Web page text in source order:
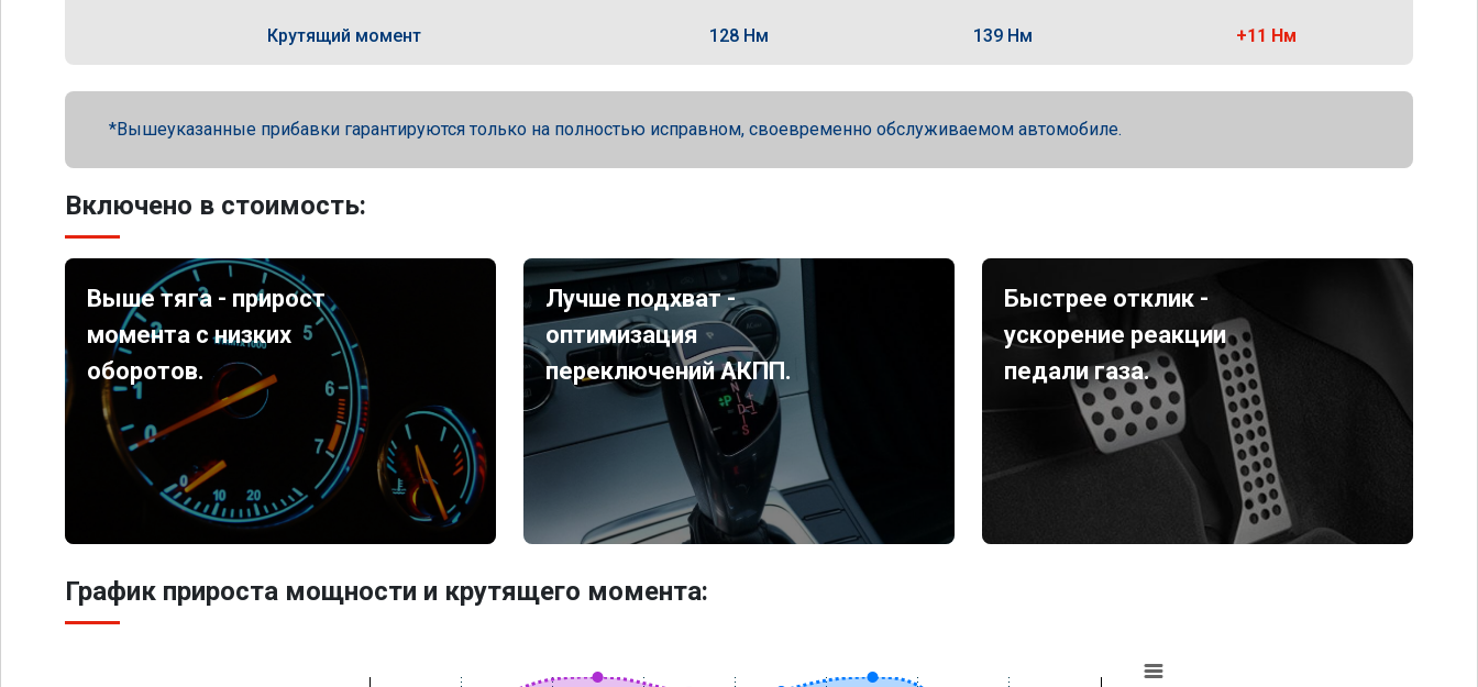
Крутящий момент 128 Нм 139 Нм +11 Нм
Вышеуказанные прибавки гарантируются только на полностью исправном, своевременно обслуживаемом автомобиле.
Включено в стоимость:
Выше тяга - прирост
момента с низких
оборотов.
Лучше подхват -
оптимизация
переключений АКПП.
Быстрее отклик -
ускорение реакции
педали газа.
График прироста мощности и крутящего момента: